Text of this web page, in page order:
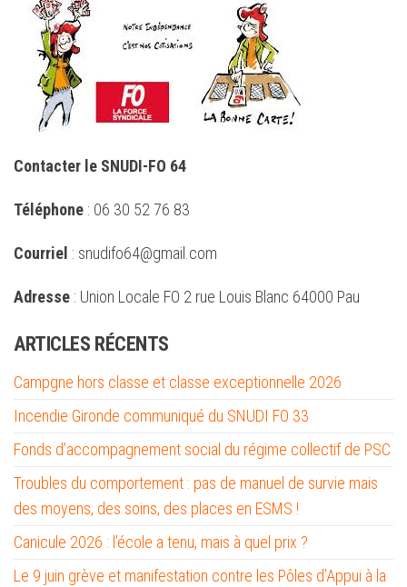
Contacter le SNUDI-FO 64
Téléphone : 06 30 52 76 83
Courriel : snudifo64@gmail.com
Adresse : Union Locale FO 2 rue Louis Blanc 64000 Pau
ARTICLES RÉCENTS
Campgne hors classe et classe exceptionnelle 2026
Incendie Gironde communiqué du SNUDI FO 33
Fonds d’accompagnement social du régime collectif de PSC
Troubles du comportement : pas de manuel de survie mais
des moyens, des soins, des places en ESMS !
Canicule 2026 : l’école a tenu, mais à quel prix ?
Le 9 juin grève et manifestation contre les Pôles d’Appui à la